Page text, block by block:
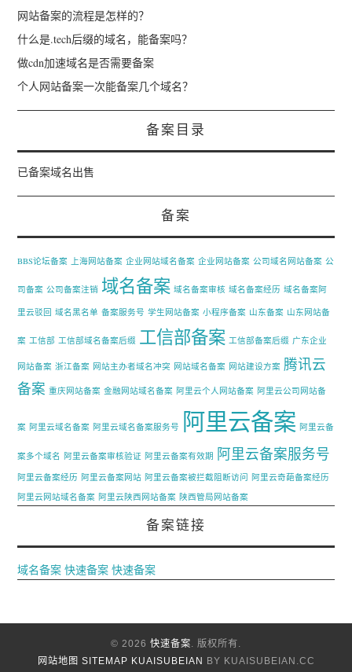
网站备案的流程是怎样的？
什么是.tech后缀的域名，能备案吗？
做cdn加速域名是否需要备案
个人网站备案一次能备案几个域名？
备案目录
已备案域名出售
备案
BBS论坛备案 上海网站备案 企业网站域名备案 企业网站备案 公司域名网站备案 公
司备案 公司备案注销 域名备案 域名备案审核 域名备案经历 域名备案阿
里云驳回 域名黑名单 备案服务号 学生网站备案 小程序备案 山东备案 山东网站备
案 工信部 工信部域名备案后缀 工信部备案 工信部备案后缀 广东企业
网站备案 浙江备案 网站主办者域名冲突 网站域名备案 网站建设方案 腾讯云
备案 重庆网站备案 金融网站域名备案 阿里云个人网站备案 阿里云公司网站备
案 阿里云域名备案 阿里云域名备案服务号 阿里云备案 阿里云备
案多个域名 阿里云备案审核验证 阿里云备案有效期 阿里云备案服务号
阿里云备案经历 阿里云备案网站 阿里云备案被拦截阻断访问 阿里云奇葩备案经历
阿里云网站域名备案 阿里云陕西网站备案 陕西管局网站备案
备案链接
域名备案 快速备案 快速备案
© 2026 快速备案. 版权所有.
网站地图 SITEMAP KUAISUBEIAN BY KUAISUBEIAN.CC